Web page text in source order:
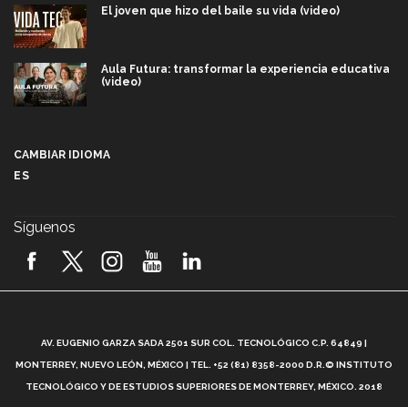
El joven que hizo del baile su vida (video)
Aula Futura: transformar la experiencia educativa
(video)
2026! (video)
¿Cómo es el Modelo Educativo Tec? (video)
CAMBIAR IDIOMA
ES
Síguenos
AV. EUGENIO GARZA SADA 2501 SUR COL. TECNOLÓGICO C.P. 64849 |
MONTERREY, NUEVO LEÓN, MÉXICO | TEL. +52 (81) 8358-2000 D.R.© INSTITUTO
TECNOLÓGICO Y DE ESTUDIOS SUPERIORES DE MONTERREY, MÉXICO. 2018